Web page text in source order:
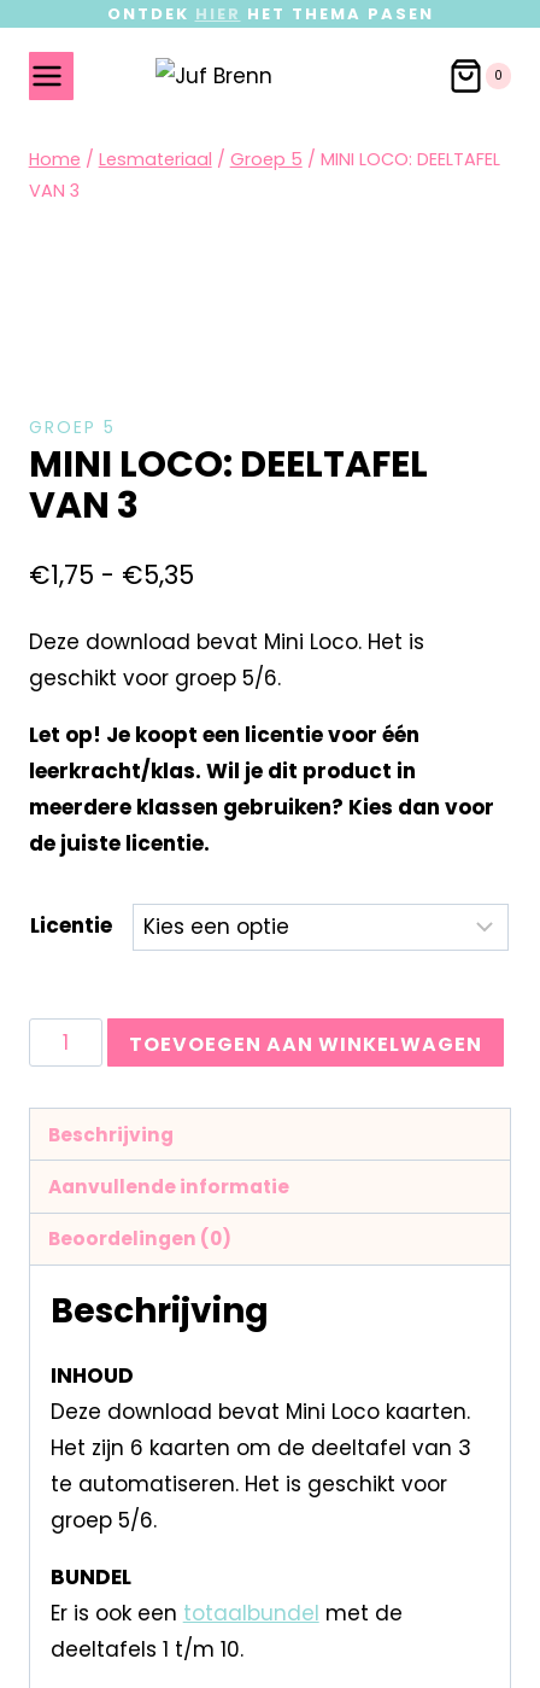
ONTDEK HIER HET THEMA PASEN
0
Home / Lesmateriaal / Groep 5 / MINI LOCO: DEELTAFEL
VAN 3
GROEP 5
MINI LOCO: DEELTAFEL
VAN 3
€1,75 - €5,35
Deze download bevat Mini Loco. Het is
geschikt voor groep 5/6.
Let op! Je koopt een licentie voor één
leerkracht/klas. Wil je dit product in
meerdere klassen gebruiken? Kies dan voor
de juiste licentie.
Licentie
TOEVOEGEN AAN WINKELWAGEN
Beschrijving
Aanvullende informatie
Beoordelingen (0)
Beschrijving
INHOUD
Deze download bevat Mini Loco kaarten.
Het zijn 6 kaarten om de deeltafel van 3
te automatiseren. Het is geschikt voor
groep 5/6.
BUNDEL
Er is ook een totaalbundel met de
deeltafels 1 t/m 10.